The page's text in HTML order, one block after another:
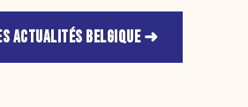
ACTUALITÉS BELGIQUE